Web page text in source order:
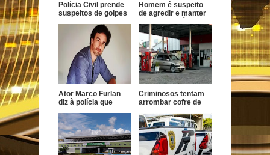
Polícia Civil prende
suspeitos de golpes
Homem é suspeito
de agredir e manter
na Paraíba
Ator Marco Furlan
diz à polícia que
com namorada após
prisão por estupro
de vulnerável
Criminosos tentam
arrombar cofre de
combustíveis em
João Pessoa